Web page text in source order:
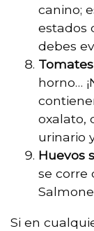
canino;
estados
debes
horno…
oxalato,
urinario
Huevos
se corre
Si en